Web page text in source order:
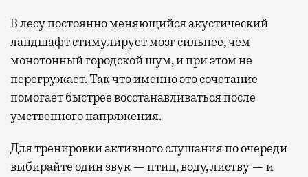
В лесу постоянно меняющийся акустический
ландшафт стимулирует мозг сильнее, чем
монотонный городской шум, и при этом не
перегружает. Так что именно это сочетание
помогает быстрее восстанавливаться после
умственного напряжения.
Для тренировки активного слушания по очереди
выбирайте один звук — птиц, воду, листву — и